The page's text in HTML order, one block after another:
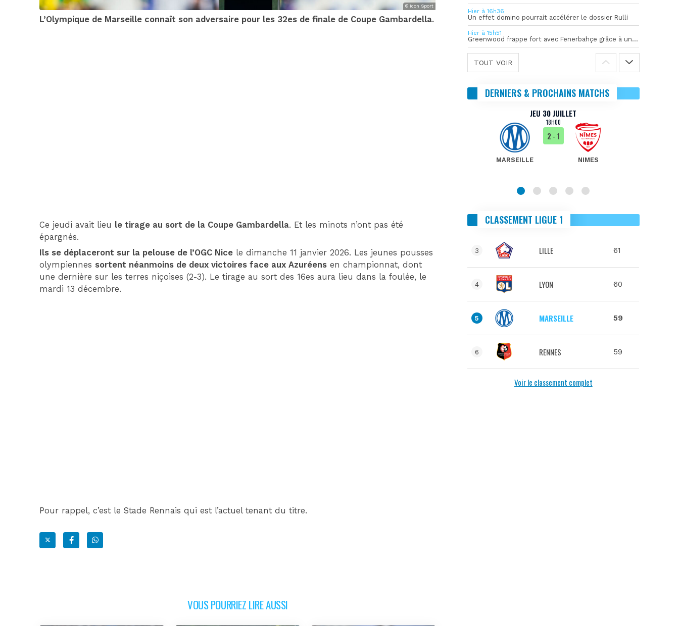
© Icon Sport
L’Olympique de Marseille connaît son adversaire pour les 32es de finale de Coupe Gambardella.
Ce jeudi avait lieu le tirage au sort de la Coupe Gambardella. Et les minots n’ont pas été
épargnés.
Ils se déplaceront sur la pelouse de l’OGC Nice le dimanche 11 janvier 2026. Les jeunes pousses
olympiennes sortent néanmoins de deux victoires face aux Azuréens en championnat, dont
une dernière sur les terres niçoises (2-3). Le tirage au sort des 16es aura lieu dans la foulée, le
mardi 13 décembre.
Pour rappel, c’est le Stade Rennais qui est l’actuel tenant du titre.
VOUS POURRIEZ LIRE AUSSI
Hier à 16h36
Un effet domino pourrait accélérer le dossier Rulli
Hier à 15h51
Greenwood frappe fort avec Fenerbahçe grâce à un but spectaculaire
TOUT VOIR
DERNIERS & PROCHAINS MATCHS
JEU 30 JUILLET
18H00
MARSEILLE
2- 1
NIMES
CLASSEMENT LIGUE 1
3 LILLE 61
4 LYON 60
5 MARSEILLE 59
6 RENNES 59
Voir le classement complet